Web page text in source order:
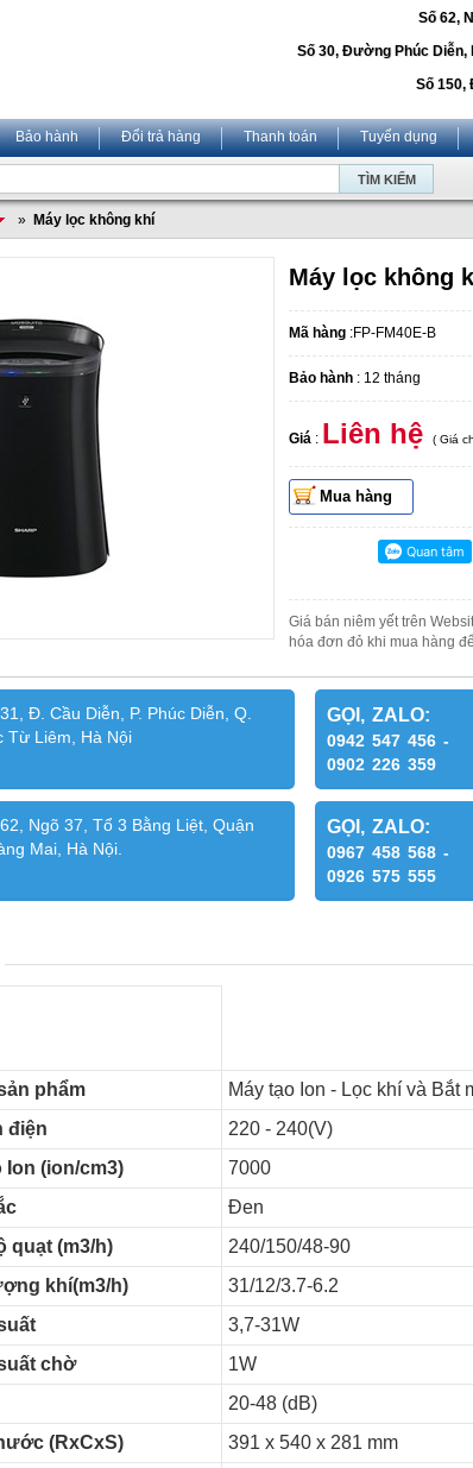
Số 62,
Số 30, Đường Phúc Diễn,
Số 150,
Bảo hành Đổi trả hàng Thanh toán Tuyển dụng
» Máy lọc không khí
Máy lọc không
Mã hàng :FP-FM40E-B
Bảo hành : 12 tháng
Giá : Liên hệ ( Giá
Mua hàng
Giá bán niêm yết trên
hóa đơn đỏ khi mua hàng
Đ. Cầu Diễn, P. Phúc Diễn, Q.
Từ Liêm, Hà Nội
GỌI, ZALO:
0942 547 456 -
0902 226 359
Ngõ 37, Tổ 3 Bằng Liệt, Quận
Mai, Hà Nội.
GỌI, ZALO:
0967 458 568 -
0926 575 555
phẩm
Máy tạo Ion - Lọc khí và Bắt
điện
220 - 240(V)
Ion (ion/cm3)
7000
Đen
quạt (m3/h)
240/150/48-90
khí(m3/h)
31/12/3.7-6.2
3,7-31W
chờ
1W
20-48 (dB)
(RxCxS)
391 x 540 x 281 mm